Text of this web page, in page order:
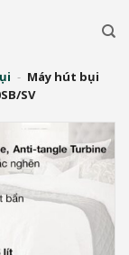
- Máy hút bụi
SV